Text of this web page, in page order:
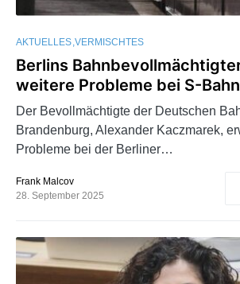
AKTUELLES VERMISCHTES
Berlins
weitere Probleme bei S-Bahn
Der Bevollmächtigte der Deutschen
Brandenburg, Alexander Kaczmarek,
Probleme bei der Berliner…
Frank Malcov
28. September 2025